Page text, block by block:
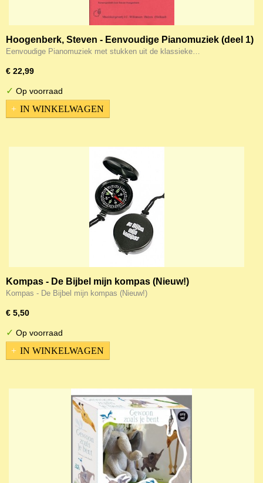
Hoogenberk, Steven - Eenvoudige Pianomuziek (deel 1)
Klavierkompas
Eenvoudige Pianomuziek met stukken uit de klassieke…
€ 22,99
✓ Op voorraad
IN WINKELWAGEN
Kompas - De Bijbel mijn kompas (Nieuw!)
Kompas - De Bijbel mijn kompas (Nieuw!)
€ 5,50
✓ Op voorraad
IN WINKELWAGEN